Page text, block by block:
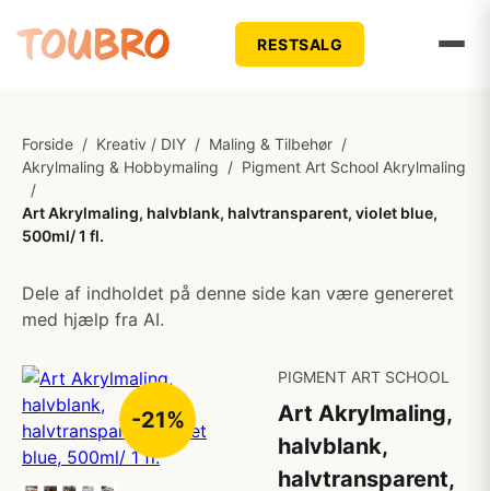
RESTSALG
Forside / Kreativ / DIY / Maling & Tilbehør /
Akrylmaling & Hobbymaling / Pigment Art School Akrylmaling
/
Art Akrylmaling, halvblank, halvtransparent, violet blue,
500ml/ 1 fl.
Dele af indholdet på denne side kan være genereret
med hjælp fra AI.
-21%
PIGMENT ART SCHOOL
Art Akrylmaling,
halvblank,
halvtransparent,